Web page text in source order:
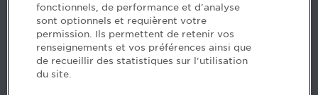
Questions? Ask our team >
Want to make the Order a part of your career? See
our job offers >
fonctionnels, de performance et d'analyse
sont optionnels et requièrent votre
permission. Ils permettent de retenir vos
renseignements et vos préférences ainsi que
de recueillir des statistiques sur l'utilisation
du site.